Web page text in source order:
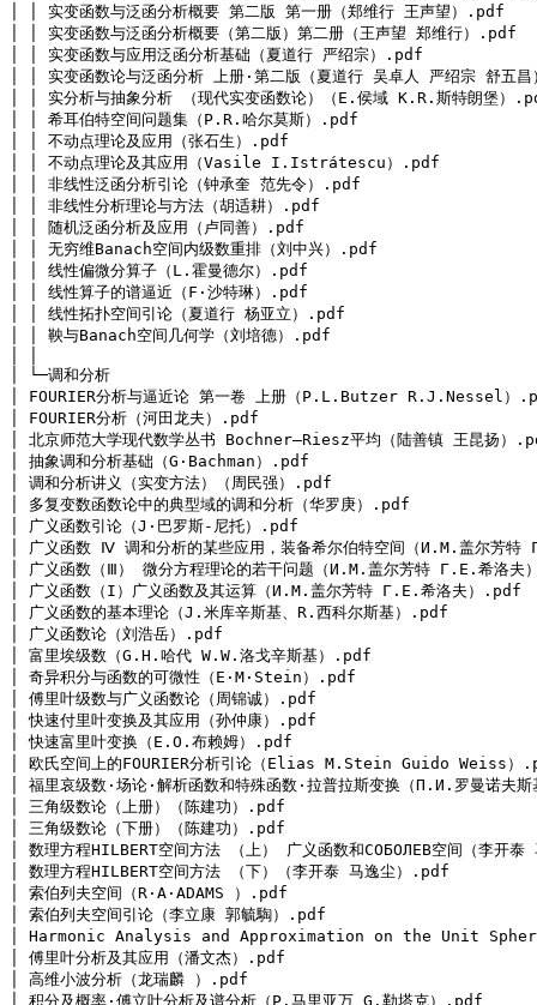
│ │ 实变函数与泛函分析概要 第二版 第一册（郑维行 王声望）.pdf
│ │ 实变函数与泛函分析概要（第二版）第二册（王声望 郑维行）.pdf
│ │ 实变函数与应用泛函分析基础（夏道行 严绍宗）.pdf
│ │ 实变函数论与泛函分析 上册·第二版（夏道行 吴卓人 严绍宗 舒五
│ │ 实分析与抽象分析 （现代实变函数论）（E.侯域 K.R.斯特朗堡）
│ │ 希耳伯特空间问题集（P.R.哈尔莫斯）.pdf
│ │ 不动点理论及应用（张石生）.pdf
│ │ 不动点理论及其应用（Vasile I.Istrátescu）.pdf
│ │ 非线性泛函分析引论（钟承奎 范先令）.pdf
│ │ 非线性分析理论与方法（胡适耕）.pdf
│ │ 随机泛函分析及应用（卢同善）.pdf
│ │ 无穷维Banach空间内级数重排（刘中兴）.pdf
│ │ 线性偏微分算子（L.霍曼德尔）.pdf
│ │ 线性算子的谱逼近（F·沙特琳）.pdf
│ │ 线性拓扑空间引论（夏道行 杨亚立）.pdf
│ │ 鞅与Banach空间几何学（刘培德）.pdf
│ └─调和分析
│ FOURIER分析与逼近论 第一卷 上册（P.L.Butzer R.J.Nessel）
│ FOURIER分析（河田龙夫）.pdf
│ 北京师范大学现代数学丛书 Bochner—Riesz平均（陆善镇 王昆扬）
│ 抽象调和分析基础（G·Bachman）.pdf
│ 调和分析讲义（实变方法）（周民强）.pdf
│ 多复变数函数论中的典型域的调和分析（华罗庚）.pdf
│ 广义函数引论（J·巴罗斯-尼托）.pdf
│ 广义函数 Ⅳ 调和分析的某些应用，装备希尔伯特空间（И.М.盖尔芳
│ 广义函数（Ⅲ） 微分方程理论的若干问题（И.М.盖尔芳特 Г.Е.希洛
│ 广义函数（I）广义函数及其运算（И.М.盖尔芳特 Г.Е.希洛夫）.pdf
│ 广义函数的基本理论（J.米库辛斯基、R.西科尔斯基）.pdf
│ 广义函数论（刘浩岳）.pdf
│ 富里埃级数（G.H.哈代 W.W.洛戈辛斯基）.pdf
│ 奇异积分与函数的可微性（E·M·Stein）.pdf
│ 傅里叶级数与广义函数论（周锦诚）.pdf
│ 快速付里叶变换及其应用（孙仲康）.pdf
│ 快速富里叶变换（E.O.布赖姆）.pdf
│ 欧氏空间上的FOURIER分析引论（Elias M.Stein Guido Weiss）
│ 福里哀级数·场论·解析函数和特殊函数·拉普拉斯变换（П.И.罗曼诺夫
│ 三角级数论（上册）（陈建功）.pdf
│ 三角级数论（下册）（陈建功）.pdf
│ 数理方程HILBERT空间方法 （上） 广义函数和COБОЛEB空间（李开
│ 数理方程HILBERT空间方法 （下）（李开泰 马逸尘）.pdf
│ 索伯列夫空间（R·A·ADAMS ）.pdf
│ 索伯列夫空间引论（李立康 郭毓騊）.pdf
│ Harmonic Analysis and Approximation on the Unit
│ 傅里叶分析及其应用（潘文杰）.pdf
│ 高维小波分析（龙瑞麟 ）.pdf
│ 积分及概率·傅立叶分析及谱分析（P.马里亚万 G.勒塔克）.pdf